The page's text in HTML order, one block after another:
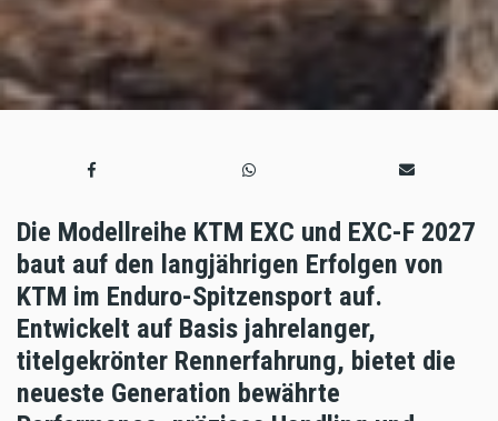
Die Modellreihe KTM EXC und EXC-F 2027
baut auf den langjährigen Erfolgen von
KTM im Enduro-Spitzensport auf.
Entwickelt auf Basis jahrelanger,
titelgekrönter Rennerfahrung, bietet die
neueste Generation bewährte